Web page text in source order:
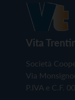
Vita
Società
Via
P.IVA e C.F.